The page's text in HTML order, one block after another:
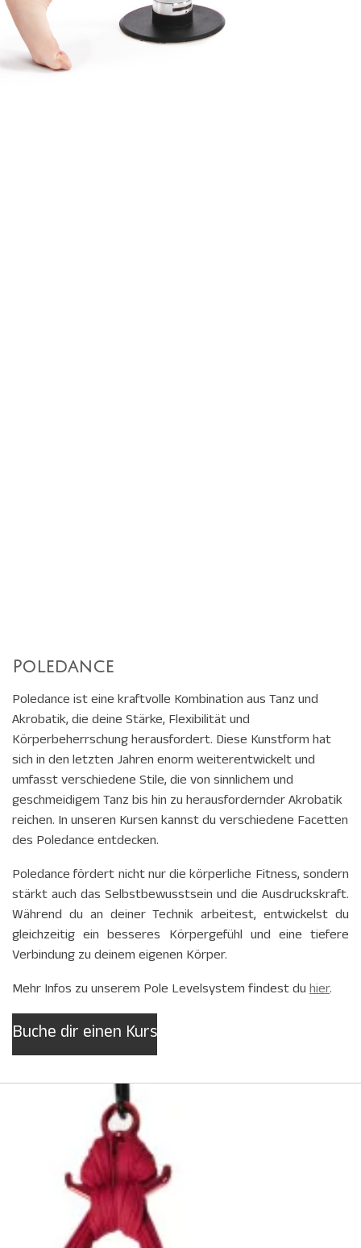
Poledance
Poledance ist eine kraftvolle Kombination aus Tanz und
Akrobatik, die deine Stärke, Flexibilität und
Körperbeherrschung herausfordert. Diese Kunstform hat
sich in den letzten Jahren enorm weiterentwickelt und
umfasst verschiedene Stile, die von sinnlichem und
geschmeidigem Tanz bis hin zu herausfordernder Akrobatik
reichen. In unseren Kursen kannst du verschiedene Facetten
des Poledance entdecken.
Poledance fördert nicht nur die körperliche Fitness, sondern
stärkt auch das Selbstbewusstsein und die Ausdruckskraft.
Während du an deiner Technik arbeitest, entwickelst du
gleichzeitig ein besseres Körpergefühl und eine tiefere
Verbindung zu deinem eigenen Körper.
Mehr Infos zu unserem Pole Levelsystem findest duhier.
Buche dir einen Kurs